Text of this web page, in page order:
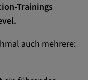
Trainings
auch mehrere:
_vis_opt_s,
_vwo_uuid,